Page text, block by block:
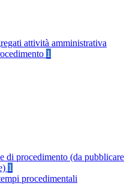
attività amministrativa
1
di procedimento (da pubblicare
1
procedimentali